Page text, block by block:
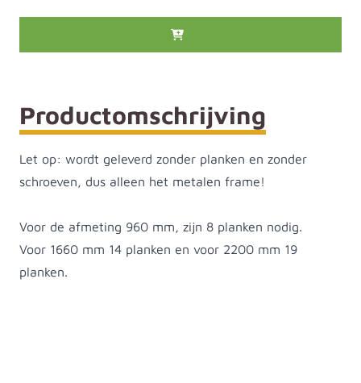
Productomschrijving
Let op: wordt geleverd zonder planken en zonder
schroeven, dus alleen het metalen frame!
Voor de afmeting 960 mm, zijn 8 planken nodig.
Voor 1660 mm 14 planken en voor 2200 mm 19
planken.